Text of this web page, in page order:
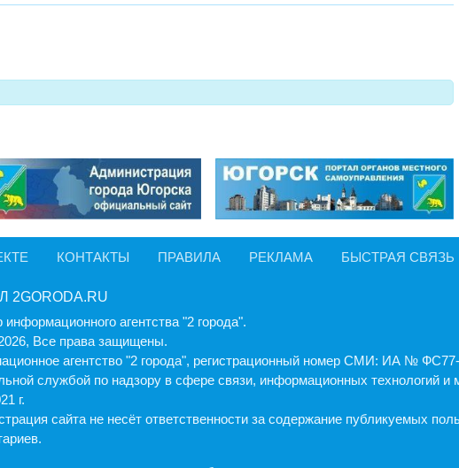
КОНТАКТЫ ПРАВИЛА РЕКЛАМА БЫСТРАЯ СВЯЗЬ
2GORODA.RU
информационного агентства "2 города".
Все права защищены.
агентство "2 города", регистрационный номер СМИ: ИА №
службой по надзору в сфере связи, информационных технологий и
г.
cайта не несёт ответственности за содержание публикуемых